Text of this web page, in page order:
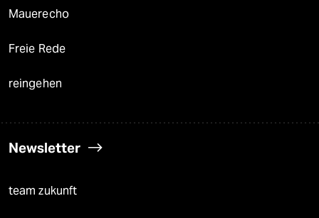
Mauerecho
Freie Rede
reingehen
Newsletter
team zukunft